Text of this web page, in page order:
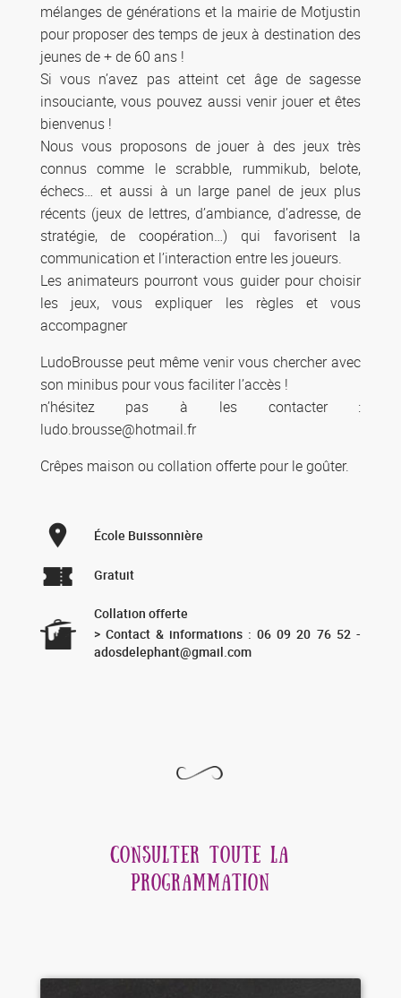
mélanges de générations et la mairie de Motjustin
pour proposer des temps de jeux à destination des
jeunes de + de 60 ans !
Si vous n’avez pas atteint cet âge de sagesse
insouciante, vous pouvez aussi venir jouer et êtes
bienvenus !
Nous vous proposons de jouer à des jeux très
connus comme le scrabble, rummikub, belote,
échecs… et aussi à un large panel de jeux plus
récents (jeux de lettres, d’ambiance, d’adresse, de
stratégie, de coopération…) qui favorisent la
communication et l’interaction entre les joueurs.
Les animateurs pourront vous guider pour choisir
les jeux, vous expliquer les règles et vous
accompagner
LudoBrousse peut même venir vous chercher avec
son minibus pour vous faciliter l’accès !
n’hésitez pas à les contacter :
ludo.brousse@hotmail.fr
Crêpes maison ou collation offerte pour le goûter.
École Buissonnière
Gratuit
Collation offerte
> Contact & informations : 06 09 20 76 52 -
adosdelephant@gmail.com
CONSULTER TOUTE LA
PROGRAMMATION